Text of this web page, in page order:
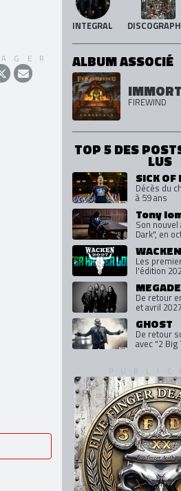
A PROPOS DE
INTEGRAL DISCOGRAPHIE
ALBUM ASSOCIÉ
FIREWIND
TOP 5 DES
LUS
SICK OF
Décès du
à 59 ans
Tony
Son nouvel
Dark", en
Les
l'édition 2027
De retour
et avril
GHOST
De retour
avec "2 Big